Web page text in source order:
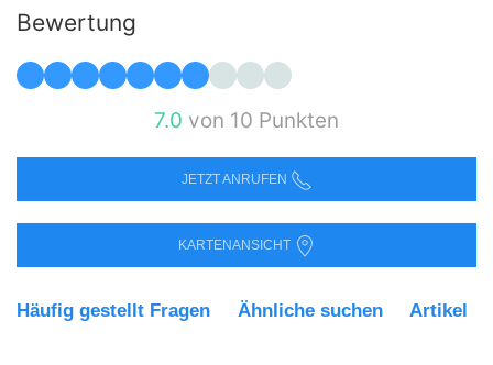
Bewertung
7.0 von 10 Punkten
JETZT ANRUFEN
KARTENANSICHT
Häufig gestellt Fragen Ähnliche suchen Artikel